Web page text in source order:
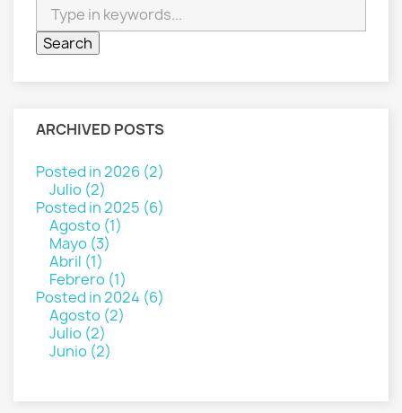
ARCHIVED POSTS
Posted in 2026 (2)
Julio (2)
Posted in 2025 (6)
Agosto (1)
Mayo (3)
Abril (1)
Febrero (1)
Posted in 2024 (6)
Agosto (2)
Julio (2)
Junio (2)